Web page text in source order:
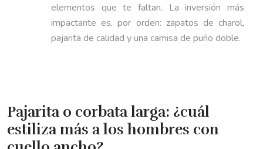
elementos que te faltan. La inversión más
impactante es, por orden: zapatos de charol,
pajarita de calidad y una camisa de puño doble.
Pajarita o corbata larga: ¿cuál
estiliza más a los hombres con